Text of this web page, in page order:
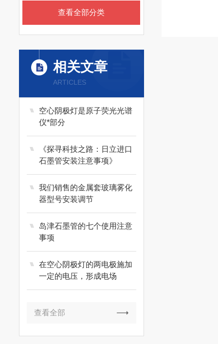
查看全部分类
相关文章
ARTICLES
空心阴极灯是原子荧光光谱
仪*部分
《探寻科技之路：日立进口
石墨管安装注意事项》
我们销售的金属套玻璃雾化
器型号安装调节
岛津石墨管的七个使用注意
事项
在空心阴极灯的两电极施加
一定的电压，形成电场
查看全部